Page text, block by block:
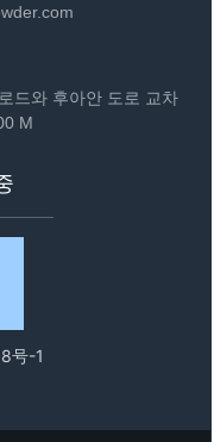
드와 후아안 도로 교차
M
号-1